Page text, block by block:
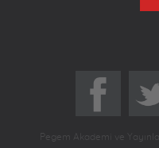
Pegem Akademi ve